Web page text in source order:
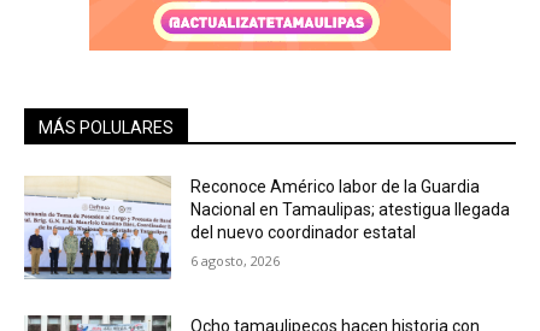
MÁS POLULARES
Reconoce Américo labor de la Guardia
Nacional en Tamaulipas; atestigua llegada
del nuevo coordinador estatal
6 agosto, 2026
Ocho tamaulipecos hacen historia con